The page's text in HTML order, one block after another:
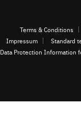
Terms & Conditions
Impressum
Standard
Data Protection Information